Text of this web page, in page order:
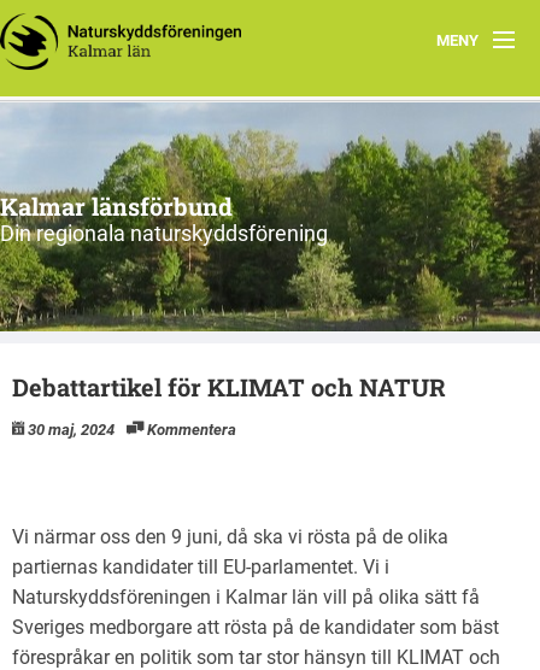
MENY
Hem
Om oss och vår förening
Styrelsen 2026
Protokoll
Natur i Kalmar län
Kalmar länsförbund
Din regionala naturskyddsförening
Debattartikel för KLIMAT och NATUR
30 maj, 2024 Kommentera
Vi närmar oss den 9 juni, då ska vi rösta på de olika
partiernas kandidater till EU-parlamentet. Vi i
Naturskyddsföreningen i Kalmar län vill på olika sätt få
Sveriges medborgare att rösta på de kandidater som bäst
förespråkar en politik som tar stor hänsyn till KLIMAT och